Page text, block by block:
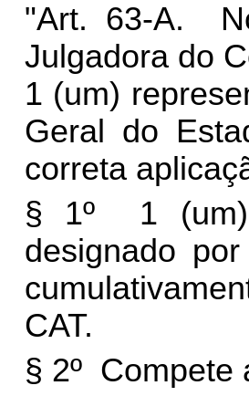
"Art. 63-A.
Julgadora do
1 (um)
Geral do
correta
§ 1º 1 (um)
designado
CAT.
§ 2º Compete